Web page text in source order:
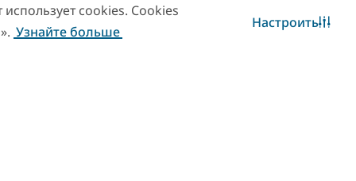
cookies. Cookies
Узнайте больше
Настроить
Свяжитесь с нами